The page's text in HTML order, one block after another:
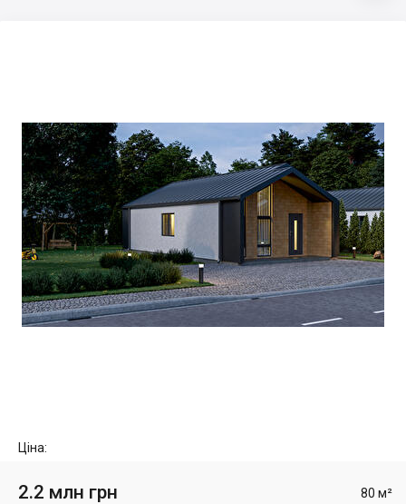
Ціна:
2.2 млн грн 80 м²